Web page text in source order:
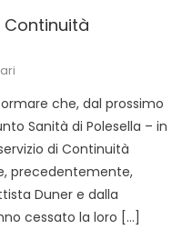
Continuità
che, dal prossimo
Sanità di Polesella – in
di Continuità
precedentemente,
Duner e dalla
cessato la loro […]